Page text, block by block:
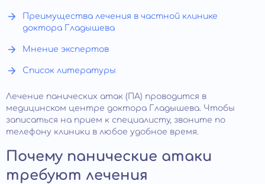
Преимущества лечения в частной клинике
доктора Гладышева
Мнение экспертов
Список литературы
Лечение панических атак (ПА) проводится в
медицинском центре доктора Гладышева. Чтобы
записаться на прием к специалисту, звоните по
телефону клиники в любое удобное время.
Почему панические атаки
требуют лечения